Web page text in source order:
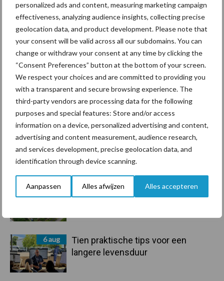
personalized ads and content, measuring marketing campaign
effectiveness, analyzing audience insights, collecting precise
geolocation data, and product development. Please note that
your consent will be valid across all our subdomains. You can
change or withdraw your consent at any time by clicking the
“Consent Preferences” button at the bottom of your screen.
We respect your choices and are committed to providing you
with a transparent and secure browsing experience. The
third-party vendors are processing data for the following
purposes and special features: Store and/or access
information on a device, personalized advertising and content,
advertising and content measurement, audience research,
and services development, precise geolocation data, and
identification through device scanning.
Aanpassen Alles afwijzen Alles accepteren
Primaire
Sidebar
Recent nieuws Partner nieuws
7 aug
Grondstoffenmarkt blijft grillig:
droogte en geopolitiek houden
handel in de greep
7 aug
De speenhuid: een vaak
onderschatte risicofactor voor
mastitis
6 aug
ForFarmers ziet volume en
6 aug
Tien praktische tips voor een
langere levensduur
Toon meer